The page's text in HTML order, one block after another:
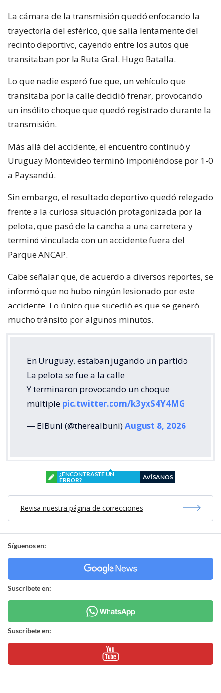
La cámara de la transmisión quedó enfocando la
trayectoria del esférico, que salía lentamente del
recinto deportivo, cayendo entre los autos que
transitaban por la Ruta Gral. Hugo Batalla.
Lo que nadie esperó fue que, un vehículo que
transitaba por la calle decidió frenar, provocando
un insólito choque que quedó registrado durante la
transmisión.
Más allá del accidente, el encuentro continuó y
Uruguay Montevideo terminó imponiéndose por 1-0
a Paysandú.
Sin embargo, el resultado deportivo quedó relegado
frente a la curiosa situación protagonizada por la
pelota, que pasó de la cancha a una carretera y
terminó vinculada con un accidente fuera del
Parque ANCAP.
Cabe señalar que, de acuerdo a diversos reportes, se
informó que no hubo ningún lesionado por este
accidente. Lo único que sucedió es que se generó
mucho tránsito por algunos minutos.
En Uruguay, estaban jugando un partido
La pelota se fue a la calle
Y terminaron provocando un choque
múltiple pic.twitter.com/k3yxS4Y4MG
— ElBuni (@therealbuni)August 8, 2026
¿ENCONTRASTE UN
ERROR?
AVÍSANOS
Revisa nuestra página de correcciones
Síguenos en:
Suscríbete en:
Suscríbete en: